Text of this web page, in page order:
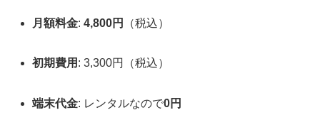
月額料金:4,800円 （税込）
初期費用 : 3,300円（税込）
端末代金: レンタルなので0円